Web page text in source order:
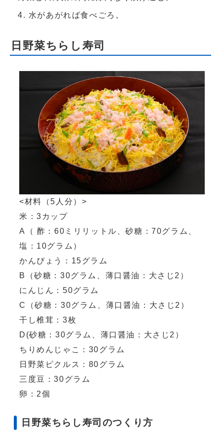
水があがれば食べごろ。
日野菜ちらし寿司
<材料（5人分）>
米：3カップ
A（ 酢：60ミリリットル、砂糖：70グラム、
塩：10グラム）
かんぴょう：15グラム
B（砂糖：30グラム、薄口醤油：大さじ2）
にんじん：50グラム
C（砂糖：30グラム、薄口醤油：大さじ2）
干し椎茸：3枚
D(砂糖：30グラム、薄口醤油：大さじ2）
ちりめんじゃこ：30グラム
日野菜ピクルス：80グラム
三度豆：30グラム
卵：2個
日野菜ちらし寿司のつくり方